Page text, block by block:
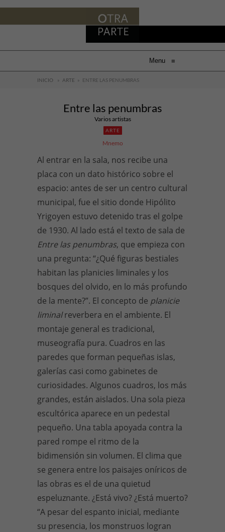
Menu ≡
INICIO » ARTE » ENTRE LAS PENUMBRAS
Entre las penumbras
Varios artistas
ARTE
Mnemo
Al entrar en la sala, nos recibe una
placa con un dato histórico sobre el
espacio: antes de ser un centro cultural
municipal, fue el sitio donde Hipólito
Yrigoyen estuvo detenido tras el golpe
de 1930. Al lado está el texto de sala de
Entre las penumbras, que empieza con
una pregunta: “¿Qué figuras bestiales
habitan las planicies liminales y los
bosques del olvido, en lo más profundo
de la mente?”. El concepto de planicie
liminalreverbera en el ambiente. El
montaje general es tradicional,
museografía pura. Cuadros en las
paredes que forman pequeñas islas,
galerías casi como gabinetes de
curiosidades. Algunos cuadros, los más
grandes, están aislados. Una sola pieza
escultórica aparece en un pedestal
pequeño. Una tabla apoyada contra la
pared rompe el ritmo de la
bidimensión sin volumen. El clima que
se genera entre los paisajes oníricos de
las obras es el de una quietud
espeluznante. ¿Está vivo? ¿Está muerto?
“A pesar del espanto inicial, mediante
su presencia, los monstruos logran